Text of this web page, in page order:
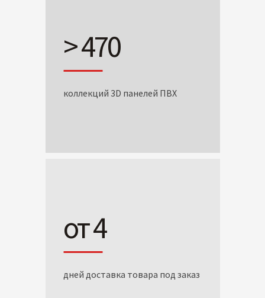
> 470
коллекций 3D панелей ПВХ
от 4
дней доставка товара под заказ